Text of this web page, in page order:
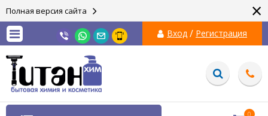
Полная версия сайта ×
Вход / Регистрация
0